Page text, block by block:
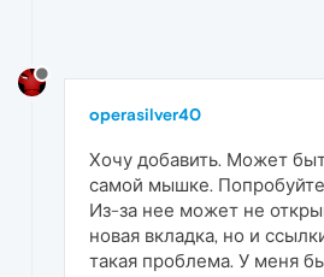
operasilver40
Хочу добавить. Может
самой мышке.
Из-за нее может не
новая вкладка, но и
такая проблема. У меня